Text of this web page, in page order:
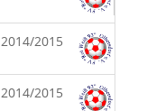
2014/2015
2014/2015